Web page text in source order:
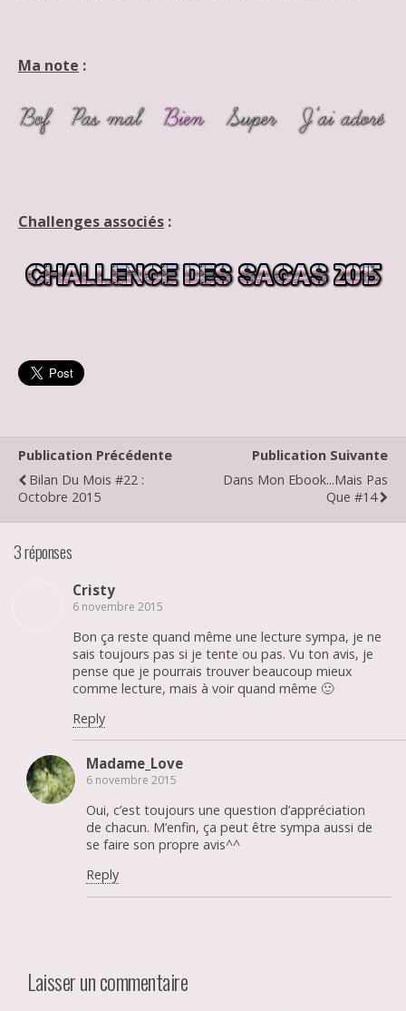
Ma note :
Challenges associés :
Publication Précédente
Bilan Du Mois #22 :
Octobre 2015
Publication Suivante
Dans Mon Ebook...mais Pas
Que #14
3 réponses
Cristy
6 novembre 2015
Bon ça reste quand même une lecture sympa, je ne
sais toujours pas si je tente ou pas. Vu ton avis, je
pense que je pourrais trouver beaucoup mieux
comme lecture, mais à voir quand même 🙂
Reply
Madame_Love
6 novembre 2015
Oui, c’est toujours une question d’appréciation
de chacun. M’enfin, ça peut être sympa aussi de
se faire son propre avis^^
Reply
Laisser un commentaire